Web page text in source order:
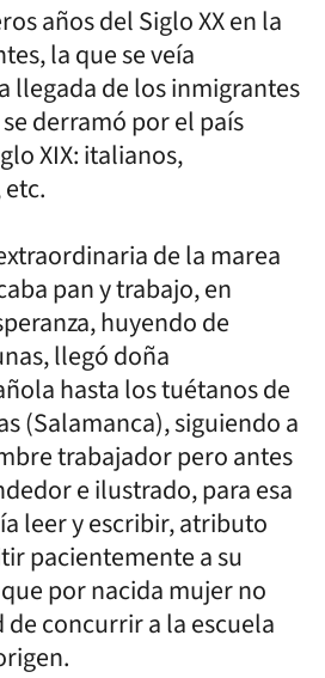
años del Siglo XX en la
la que se veía
llegada de los inmigrantes
derramó por el país
XIX: italianos,
de la marea
pan y trabajo, en
huyendo de
llegó doña
hasta los tuétanos de
(Salamanca), siguiendo a
trabajador pero antes
e ilustrado, para esa
leer y escribir, atributo
pacientemente a su
por nacida mujer no
concurrir a la escuela